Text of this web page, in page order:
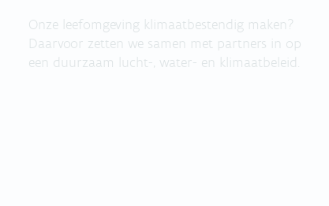
Onze leefomgeving klimaatbestendig maken?
Daarvoor zetten we samen met partners in op
een duurzaam lucht-, water- en klimaatbeleid.